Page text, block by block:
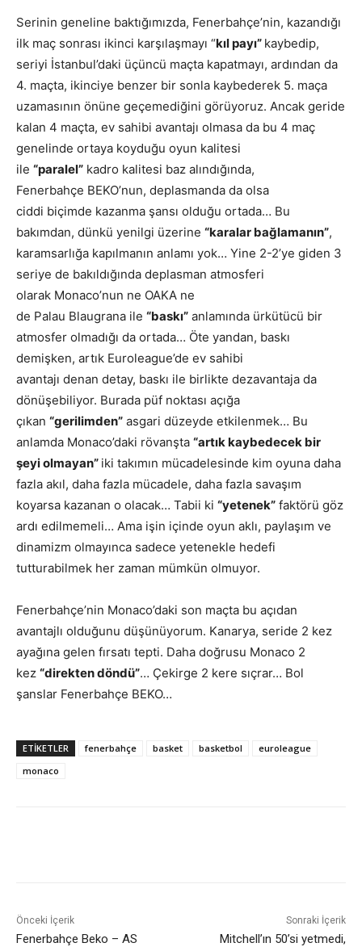
Serinin geneline baktığımızda, Fenerbahçe’nin, kazandığı
ilk maç sonrası ikinci karşılaşmayı “kıl payı” kaybedip,
seriyi İstanbul’daki üçüncü maçta kapatmayı, ardından da
4. maçta, ikinciye benzer bir sonla kaybederek 5. maça
uzamasının önüne geçemediğini görüyoruz. Ancak geride
kalan 4 maçta, ev sahibi avantajı olmasa da bu 4 maç
genelinde ortaya koyduğu oyun kalitesi
ile “paralel” kadro kalitesi baz alındığında,
Fenerbahçe BEKO’nun, deplasmanda da olsa
ciddi biçimde kazanma şansı olduğu ortada… Bu
bakımdan, dünkü yenilgi üzerine “karalar bağlamanın”,
karamsarlığa kapılmanın anlamı yok… Yine 2-2’ye giden 3
seriye de bakıldığında deplasman atmosferi
olarak Monaco’nun ne OAKA ne
de Palau Blaugrana ile “baskı” anlamında ürkütücü bir
atmosfer olmadığı da ortada… Öte yandan, baskı
demişken, artık Euroleague’de ev sahibi
avantajı denan detay, baskı ile birlikte dezavantaja da
dönüşebiliyor. Burada püf noktası açığa
çıkan “gerilimden” asgari düzeyde etkilenmek… Bu
anlamda Monaco’daki rövanşta “artık kaybedecek bir
şeyi olmayan” iki takımın mücadelesinde kim oyuna daha
fazla akıl, daha fazla mücadele, daha fazla savaşım
koyarsa kazanan o olacak… Tabii ki “yetenek” faktörü göz
ardı edilmemeli… Ama işin içinde oyun aklı, paylaşım ve
dinamizm olmayınca sadece yetenekle hedefi
tutturabilmek her zaman mümkün olmuyor.
Fenerbahçe’nin Monaco’daki son maçta bu açıdan
avantajlı olduğunu düşünüyorum. Kanarya, seride 2 kez
ayağına gelen fırsatı tepti. Daha doğrusu Monaco 2
kez “direkten döndü”… Çekirge 2 kere sıçrar… Bol
şanslar Fenerbahçe BEKO…
ETIKETLER fenerbahçe basket basketbol
euroleague
monaco
Önceki İçerik
Fenerbahçe Beko – AS
Sonraki İçerik
Mitchell’ın 50’si yetmedi,